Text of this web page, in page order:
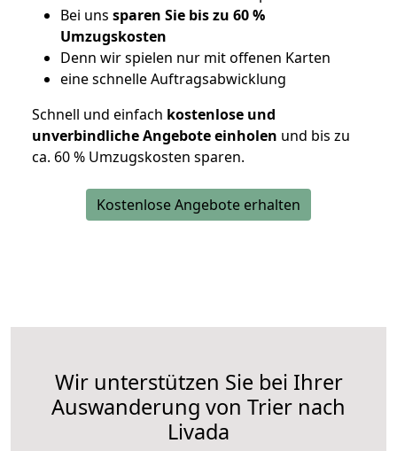
Bei uns sparen Sie bis zu 60 %
Umzugskosten
Denn wir spielen nur mit offenen Karten
eine schnelle Auftragsabwicklung
Schnell und einfach kostenlose und
unverbindliche Angebote einholen und bis zu
ca. 60 % Umzugskosten sparen.
Kostenlose Angebote erhalten
Wir unterstützen Sie bei Ihrer
Auswanderung von Trier nach
Livada